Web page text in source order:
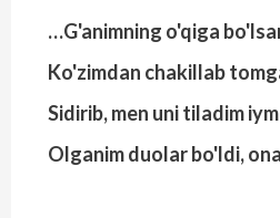
…G'animning o'qiga
Ko'zimdan chakillab
Sidirib, men uni tiladim
Olganim duolar bo'ldi,